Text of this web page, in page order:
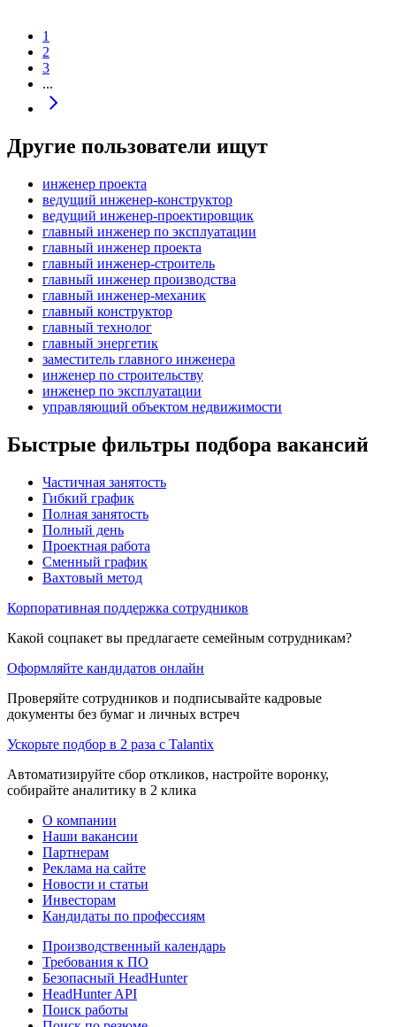
1
2
3
...
Другие пользователи ищут
инженер проекта
ведущий инженер-конструктор
ведущий инженер-проектировщик
главный инженер по эксплуатации
главный инженер проекта
главный инженер-строитель
главный инженер производства
главный инженер-механик
главный конструктор
главный технолог
главный энергетик
заместитель главного инженера
инженер по строительству
инженер по эксплуатации
управляющий объектом недвижимости
Быстрые фильтры подбора вакансий
Частичная занятость
Гибкий график
Полная занятость
Полный день
Проектная работа
Сменный график
Вахтовый метод
Корпоративная поддержка сотрудников
Какой соцпакет вы предлагаете семейным сотрудникам?
Оформляйте кандидатов онлайн
Проверяйте сотрудников и подписывайте кадровые
документы без бумаг и личных встреч
Ускорьте подбор в 2 раза с Talantix
Автоматизируйте сбор откликов, настройте воронку,
собирайте аналитику в 2 клика
О компании
Наши вакансии
Партнерам
Реклама на сайте
Новости и статьи
Инвесторам
Кандидаты по профессиям
Производственный календарь
Требования к ПО
Безопасный HeadHunter
HeadHunter API
Поиск работы